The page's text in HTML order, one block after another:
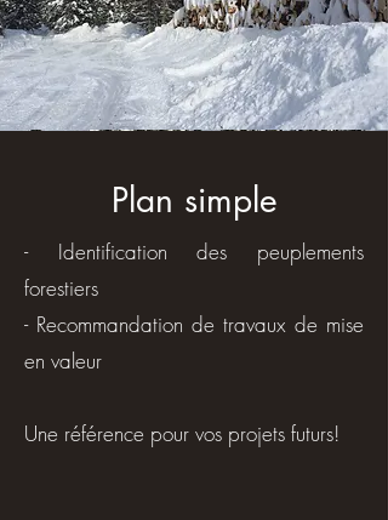
Plan simple
- Identification des peuplements
forestiers
- Recommandation de travaux de mise
en valeur
Une référence pour vos projets futurs!